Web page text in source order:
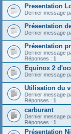
Presentation
Dernier message
Présentation
Dernier message
Présentation
Dernier message
Réponses : 1
Equinox 2
Dernier message
Utilisation du
Dernier message
Réponses : 1
carburant
Dernier message
Réponses : 1
Présentation